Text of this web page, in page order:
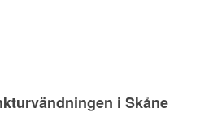
i Skåne